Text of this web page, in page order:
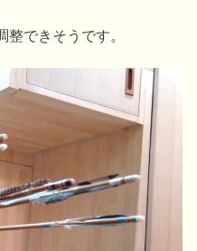
できそうです。